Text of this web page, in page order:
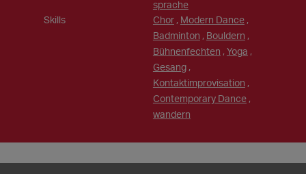
sprache
Skills
Chor, Modern Dance,
Badminton , Bouldern ,
Bühnenfechten ,Yoga ,
Gesang,
Kontaktimprovisation ,
Contemporary Dance,
wandern